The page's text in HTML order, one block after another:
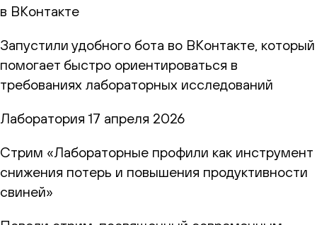
в ВКонтакте
Запустили удобного бота во ВКонтакте, который
помогает быстро ориентироваться в
требованиях лабораторных исследований
Лаборатория 17 апреля 2026
Стрим «Лабораторные профили как инструмент
снижения потерь и повышения продуктивности
свиней»